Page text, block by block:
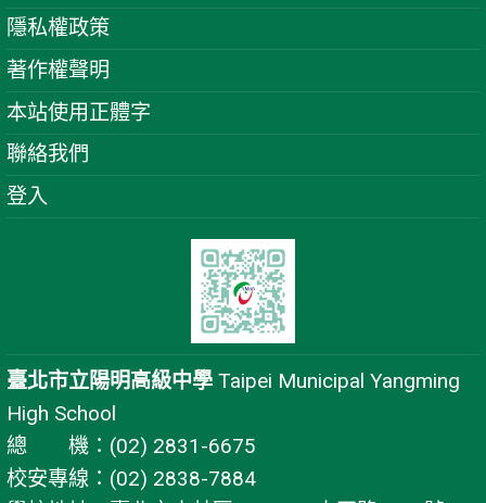
隱私權政策
著作權聲明
本站使用正體字
聯絡我們
登入
臺北市立陽明高級中學 Taipei Municipal Yangming
High School
總 機：(02) 2831-6675
校安專線：(02) 2838-7884